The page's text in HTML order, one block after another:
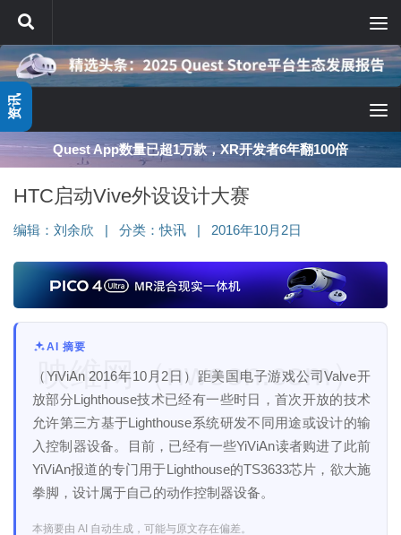
跳至内容
Quest App数量已超1万款，XR开发者6年翻100倍
HTC启动Vive外设设计大赛
编辑： 刘余欣 分类：快讯 2016年10月2日
AI 摘要
（YiViAn 2016年10月2日）距美国电子游戏公司Valve开
放部分Lighthouse技术已经有一些时日，首次开放的技术
允许第三方基于Lighthouse系统研发不同用途或设计的输
入控制器设备。目前，已经有一些YiViAn读者购进了此前
YiViAn报道的专门用于Lighthouse的TS3633芯片，欲大施
拳脚，设计属于自己的动作控制器设备。
本摘要由 AI 自动生成，可能与原文存在偏差。
映维网（nweon.com）
资讯